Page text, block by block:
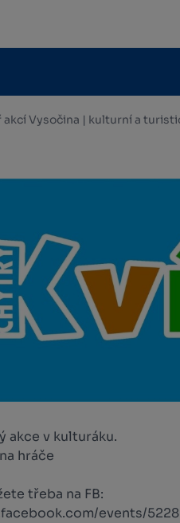
akcí Vysočina | kulturní a
akce v kulturáku.
hráče
třeba na FB:
events/